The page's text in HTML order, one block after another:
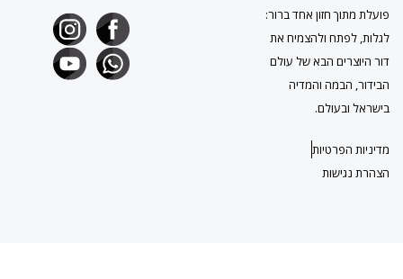
חזון אחד ברור:
ולהצמיח את
הבא של עולם
והמדיה